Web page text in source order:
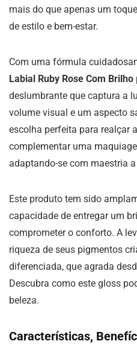
mais do que apenas um
de estilo e bem-estar.
Com uma fórmula
Labial Ruby Rose Com Brilho
deslumbrante que captura a
volume visual e um aspecto
escolha perfeita para realçar
complementar uma
adaptando-se com maestria
Este produto tem sido
capacidade de entregar um
comprometer o conforto. A
riqueza de seus pigmentos
diferenciada, que agrada
Descubra como este gloss
beleza.
Características,